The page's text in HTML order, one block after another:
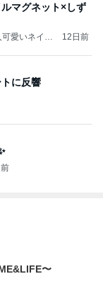
マグネット×しず
愛いネイ
12日前
トに反響
〜